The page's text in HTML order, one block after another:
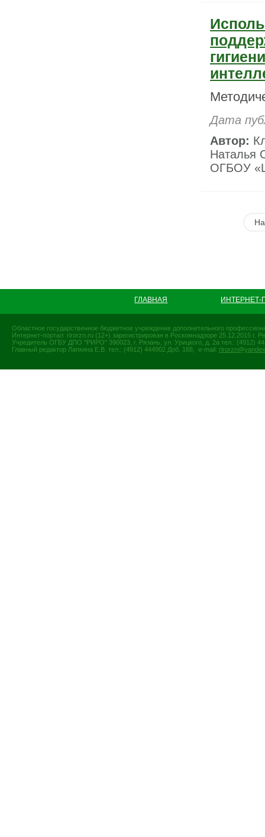
Дата
Автор:
Наталья
ОГБОУ
ГЛАВНАЯ
Областное государственное бюджетное учреждение дополнительного
Интернет-портал rirorzn.ru (12+) зарегистрирован в Роскомнадзоре 25.12.2015
Учредитель ОГБУ ДПО "РИРО" 390023, г. Рязань, ул. Урицкого, д. 2а тел.: (4912)
Главный редактор Лапкина Е.В. тел.: (4912) 444902 Доб. 168, e-mail: